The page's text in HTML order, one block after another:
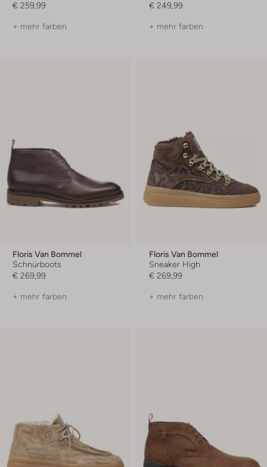
€ 259,99
+ mehr farben
€ 249,99
+ mehr farben
Floris Van Bommel
Schnürboots
€ 269,99
+ mehr farben
Floris Van Bommel
Sneaker High
€ 269,99
+ mehr farben